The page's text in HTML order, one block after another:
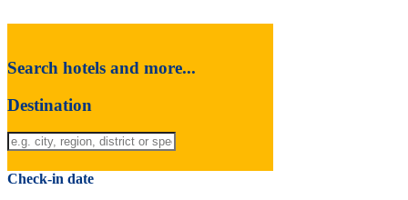
Search hotels and more...
Destination
Check-in date